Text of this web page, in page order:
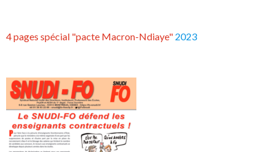
4 pages spécial "pacte Macron-Ndiaye" 2023